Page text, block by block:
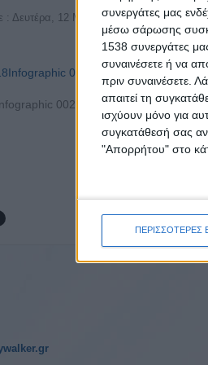
συνεργάτες μας
μέσω σάρωσης
1538 συνεργάτες
συναινέσετε ή να
πριν συναινέσετε.
απαιτεί τη
ισχύουν μόνο για
συγκατάθεσή σας
"Απορρήτου" στο
ΠΕΡΙΣΣΟΤΕΡΕΣ
: Δευτέρα, 12 Μάρτιος 2018 11:05
002